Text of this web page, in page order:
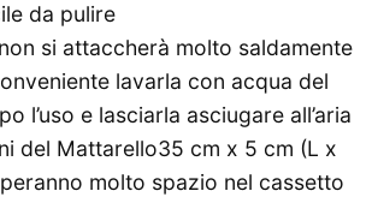
da pulire
si attaccherà molto saldamente
lavarla con acqua del
l’uso e lasciarla asciugare all’aria
del Mattarello35 cm x 5 cm (L x
molto spazio nel cassetto